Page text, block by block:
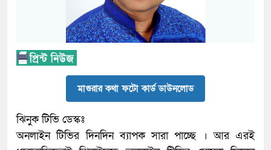
মাগুরার কথা ফটো কার্ড ডাউনলোড
ঝিনুক টিভি ডেস্কঃ
অনলাইন টিভির দিনদিন ব্যাপক সারা পাচ্ছে । আর এরই